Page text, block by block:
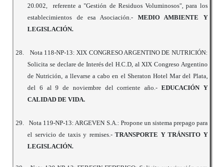
20.002, referente a "Gestión de Residuos Voluminosos", para los
establecimientos de esa Asociación.- MEDIO AMBIENTE Y
LEGISLACIÓN.
28.
Nota 118-NP-13: XIX CONGRESO ARGENTINO DE NUTRICIÓN:
Solicita se declare de Interés del H.C.D, al XIX Congreso Argentino
de Nutrición, a llevarse a cabo en el Sheraton Hotel Mar del Plata,
del 6 al 9 de noviembre del corriente año.- EDUCACIÓN Y
CALIDAD DE VIDA.
29.
Nota 119-NP-13: ARGEVEN S.A.: Propone un sistema prepago para
el servicio de taxis y remises.-TRANSPORTE Y TRÁNSITO Y
LEGISLACIÓN.